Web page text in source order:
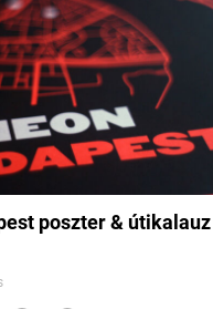
poszter & útikalauz